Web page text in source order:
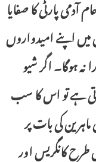
پارٹی کا صفایا
اپنے امیدواروں
ہوگا۔ اگر شیو
ہے تو اس کا سب
کی بات پر
کانگریس اور